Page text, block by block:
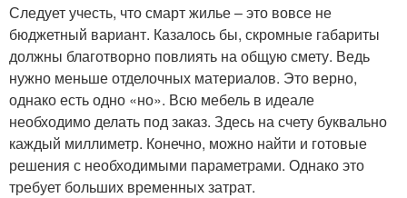
Следует учесть, что смарт жилье – это вовсе не
бюджетный вариант. Казалось бы, скромные габариты
должны благотворно повлиять на общую смету. Ведь
нужно меньше отделочных материалов. Это верно,
однако есть одно «но». Всю мебель в идеале
необходимо делать под заказ. Здесь на счету буквально
каждый миллиметр. Конечно, можно найти и готовые
решения с необходимыми параметрами. Однако это
требует больших временных затрат.